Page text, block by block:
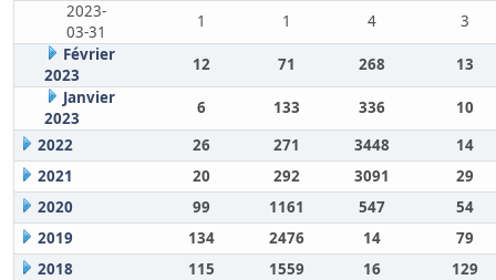
2023-
03-31
1 1 4
3
Février
2023
12 71 268
13
Janvier
2023
6 133 336
10
2022
26 271 3448
14
2021
20 292 3091
29
2020
99 1161 547
54
2019
134 2476 14
79
2018
115 1559 16
129